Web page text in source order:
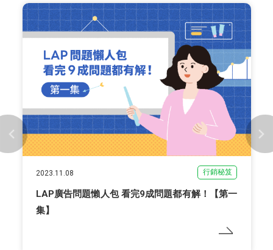
2023.11.08 行銷秘笈
LAP廣告問題懶人包 看完9成問題都有解！【第一
集】